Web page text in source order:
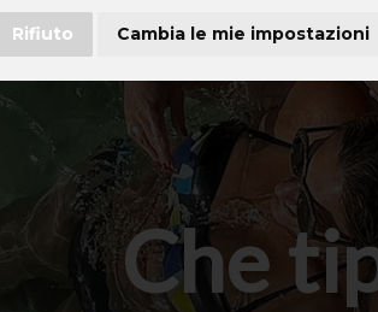
Rifiuto Cambia le mie impostazioni
Che